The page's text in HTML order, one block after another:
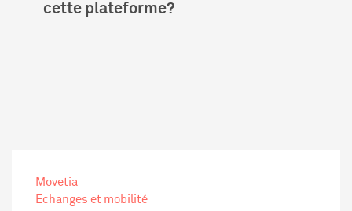
cette plateforme?
Movetia
Echanges et mobilité